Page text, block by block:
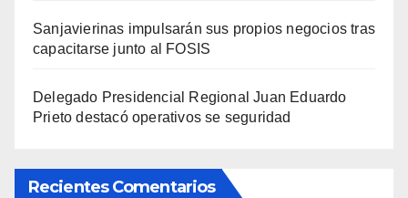
Sanjavierinas impulsarán sus propios negocios tras
capacitarse junto al FOSIS
Delegado Presidencial Regional Juan Eduardo
Prieto destacó operativos se seguridad
Recientes Comentarios